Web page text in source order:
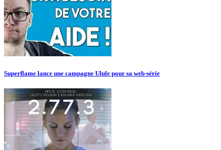
Superflame lance une campagne Ulule pour sa web-série